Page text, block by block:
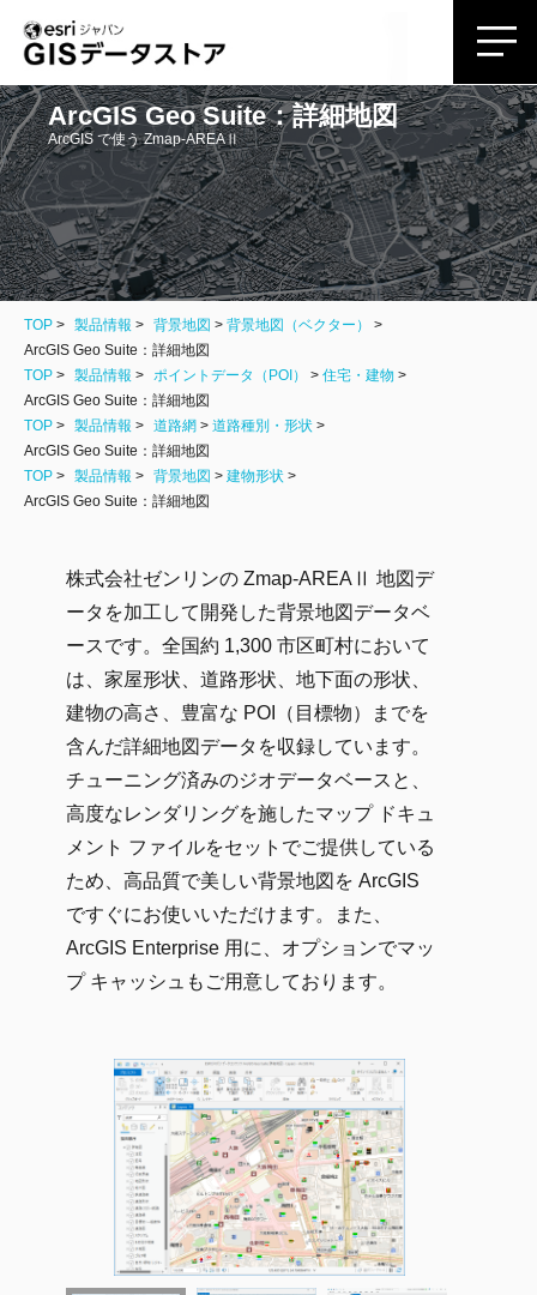
ArcGIS Geo Suite：詳細地図
ArcGIS で使う Zmap-AREAⅡ
TOP 製品情報 背景地図 > 背景地図（ベクター）
ArcGIS Geo Suite：詳細地図
TOP
製品情報 ポイントデータ（POI） > 住宅・建物
ArcGIS Geo Suite：詳細地図
TOP
製品情報 道路網 > 道路種別・形状
ArcGIS Geo Suite：詳細地図
TOP
製品情報 背景地図 > 建物形状
ArcGIS Geo Suite：詳細地図
株式会社ゼンリンの Zmap-AREAⅡ 地図デ
ータを加工して開発した背景地図データベ
ースです。全国約 1,300 市区町村において
は、家屋形状、道路形状、地下面の形状、
建物の高さ、豊富な POI（目標物）までを
含んだ詳細地図データを収録しています。
チューニング済みのジオデータベースと、
高度なレンダリングを施したマップ ドキュ
メント ファイルをセットでご提供している
ため、高品質で美しい背景地図を ArcGIS
ですぐにお使いいただけます。また、
ArcGIS Enterprise 用に、オプションでマッ
プ キャッシュもご用意しております。